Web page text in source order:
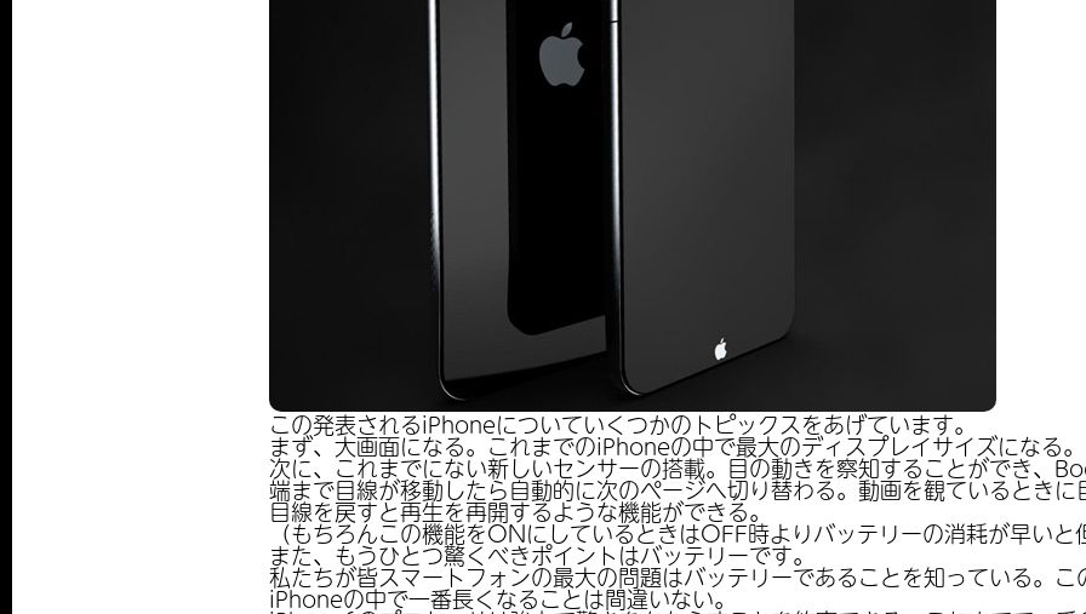
この発表されるiPhoneについていくつかのトピックスをあげています。
まず、大画面になる。これまでのiPhoneの中で最大のディスプレイサイズになる。
次に、これまでにない新しいセンサーの搭載。目の動きを察知することができ、
端まで目線が移動したら自動的に次のページへ切り替わる。動画を観ているときに
目線を戻すと再生を再開するような機能ができる。
（もちろんこの機能をONにしているときはOFF時よりバッテリーの消耗が早いと
また、もうひとつ驚くべきポイントはバッテリーです。
私たちが皆スマートフォンの最大の問題はバッテリーであることを知っている。
iPhoneの中で一番長くなることは間違いない。